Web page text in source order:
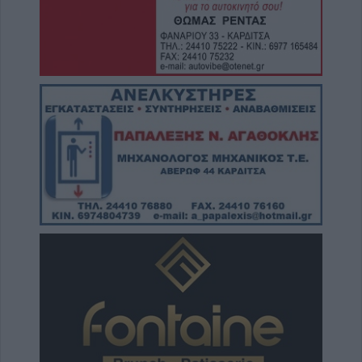
Την Κυριακή 9 Αυγούστου η κηδεία της
Προσωρινή διακοπή νερού από τη ΔΕΥΑΚ
λόγω βλάβης στο κέντρο της Καρδίτσας
8 Αυγούστου 2026, 11:27
Τρίκαλα: Στα 1.352 μέτρα, δημιουργήθηκε
ένας μοναδικός χώρος αναψυχής στο
υψηλότερο χωριό της Θεσσαλίας, το Στεφάνι
8 Αυγούστου 2026, 10:34
Κων. Λαμπρόπουλος: Με άδεια κατάληψης
κοινόχρηστων χώρων η συντριπτική
πλειοψηφία των καταστημάτων
8 Αυγούστου 2026, 10:29
Παράταση απαγόρευση θήρας σε
συγκεκριμένες εκτάσεις του Δήμου